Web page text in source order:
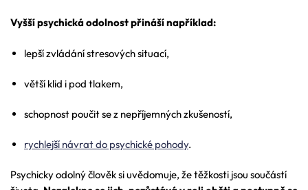
Vyšší psychická odolnost přináší například:
lepší zvládání stresových situací,
větší klid i pod tlakem,
schopnost poučit se z nepříjemných zkušeností,
rychlejší návrat do psychické pohody.
Psychicky odolný člověk si uvědomuje, že těžkosti jsou součástí